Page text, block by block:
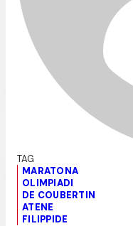
MARATONA
OLIMPIADI
DE COUBERTIN
ATENE
FILIPPIDE